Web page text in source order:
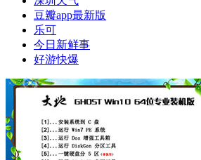
豆瓣app最新版
乐可
今日新鲜事
好游快爆